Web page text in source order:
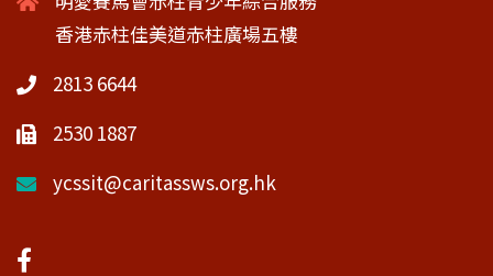
香港赤柱佳美道赤柱廣場五樓
2813 6644
2530 1887
ycssit@caritassws.org.hk